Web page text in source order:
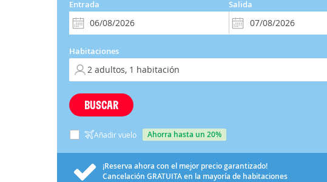
Entrada Salida
Habitaciones
BUSCAR
Añadir vuelo ahorra hasta un 20%
¡Reserva ahora con el mejor precio garantizado!
Cancelación GRATUITAen la mayoría de habitaciones